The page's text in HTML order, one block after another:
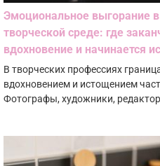
Эмоциональное выгорание в
творческой среде: где
вдохновение и начинается
В творческих профессиях
вдохновением и истощением
Фотографы, художники,